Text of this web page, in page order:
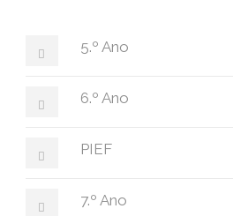
5.º Ano
6.º Ano
PIEF
7.º Ano